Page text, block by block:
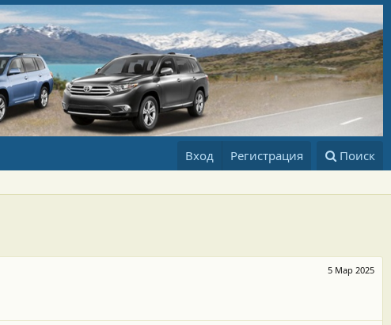
Вход Регистрация Поиск
5 Мар 2025